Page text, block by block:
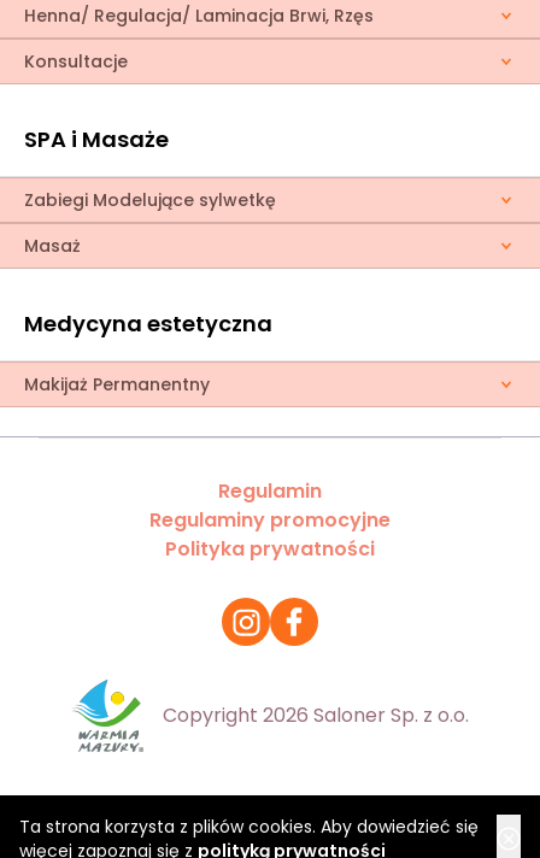
Ta strona korzysta z plików cookies. Aby dowiedzieć się
więcej zapoznaj się z polityką prywatności
Henna/ Regulacja/ Laminacja Brwi, Rzęs
Konsultacje
SPA i Masaże
Zabiegi Modelujące sylwetkę
Masaż
Medycyna estetyczna
Makijaż Permanentny
Regulamin
Regulaminy promocyjne
Polityka prywatności
Copyright 2026 Saloner Sp. z o.o.